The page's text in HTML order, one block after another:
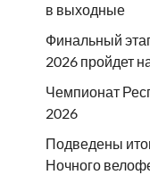
в выходные
Финальный
2026 пройдет
Чемпионат
2026
Подведены
Ночного